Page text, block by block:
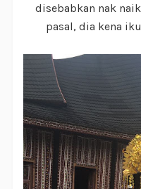
disebabkan nak
pasal, dia kena